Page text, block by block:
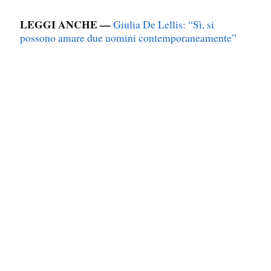
LEGGI ANCHE —Giulia De Lellis: “Sì, si
possono amare due uomini contemporaneamente”